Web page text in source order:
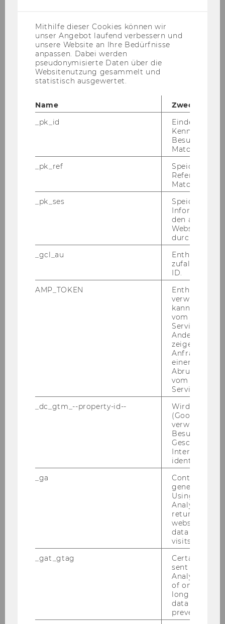
28. Jänner 2026
Wirkungsbox – ein Instrument zur
Arbeit mit Wirkungen"
Der For­schungs­bei­trag von Chris­ti­an Grün­haus
und Oli­via Rau­scher wurde im WM Fach­zeit­
17. Dezember 2025
wirkungsbasierte Steuerung im Bereich
„Hilfe in Not“ der Caritas der Erzdiözese
Der For­schungs­bei­trag von Chris­ti­an Grün­haus,
Ju­li­an Kettl, Lukas Pa­scher und Ka­ro­li­ne Schus­
ter wurde im WM Fach­zeit­schrift ver­öf­fent­licht.
Mithilfe dieser Cookies können wir
unser Angebot laufend verbessern und
unsere Website an Ihre Bedürfnisse
anpassen. Dabei werden
pseudonymisierte Daten über die
Websitenutzung gesammelt und
statistisch ausgewertet.
Name
Zweck
_pk_id
Eindeutige
Besuchers
Matomo.
_pk_ref
Speicherung
Referrers
Matomo.
_pk_ses
Speicherung
den aktuellen
durch
_gcl_au
Enthält eine
ID.
AMP_TOKEN
Enthält ein
verwendet
kann, um
vom AMP-
Service
Andere
zeigen Opt-
Anfrage im
einen Fehler
Abrufen
vom AMP
Service an.
_dc_gtm_--property-id--
Wird von
(Google Tag
verwendet,
Besucher
Geschlecht
Interessen zu
identifizieren.
_ga
Contains a
generated
Using this
Analytics can
returning
website and
data from
visits.
_gat_gtag
Certain data
sent to
Analytics a
of once per
long as it is
data
prevented.